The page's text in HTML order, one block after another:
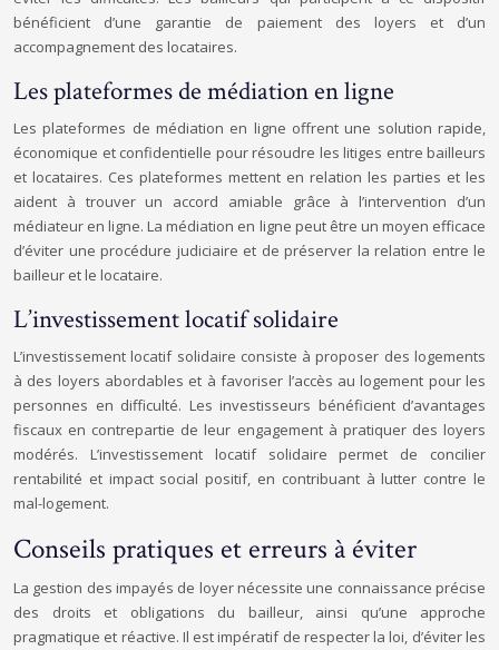
bénéficient d’une garantie de paiement des loyers et d’un
accompagnement des locataires.
Les plateformes de médiation en ligne
Les plateformes de médiation en ligne offrent une solution rapide,
économique et confidentielle pour résoudre les litiges entre bailleurs
et locataires. Ces plateformes mettent en relation les parties et les
aident à trouver un accord amiable grâce à l’intervention d’un
médiateur en ligne. La médiation en ligne peut être un moyen efficace
d’éviter une procédure judiciaire et de préserver la relation entre le
bailleur et le locataire.
L’investissement locatif solidaire
L’investissement locatif solidaire consiste à proposer des logements
à des loyers abordables et à favoriser l’accès au logement pour les
personnes en difficulté. Les investisseurs bénéficient d’avantages
fiscaux en contrepartie de leur engagement à pratiquer des loyers
modérés. L’investissement locatif solidaire permet de concilier
rentabilité et impact social positif, en contribuant à lutter contre le
mal-logement.
Conseils pratiques et erreurs à éviter
La gestion des impayés de loyer nécessite une connaissance précise
des droits et obligations du bailleur, ainsi qu’une approche
pragmatique et réactive. Il est impératif de respecter la loi, d’éviter les